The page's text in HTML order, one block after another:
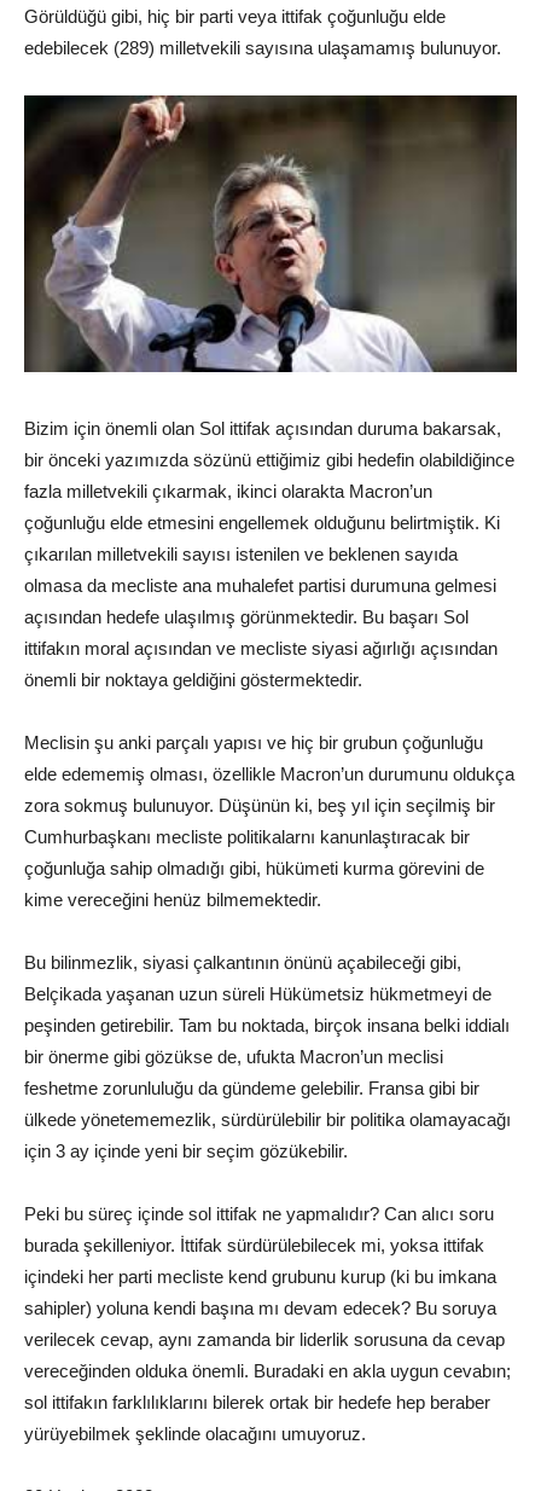
Görüldüğü gibi, hiç bir parti veya ittifak çoğunluğu elde
edebilecek (289) milletvekili sayısına ulaşamamış bulunuyor.
Bizim için önemli olan Sol ittifak açısından duruma bakarsak,
bir önceki yazımızda sözünü ettiğimiz gibi hedefin olabildiğince
fazla milletvekili çıkarmak, ikinci olarakta Macron’un
çoğunluğu elde etmesini engellemek olduğunu belirtmiştik. Ki
çıkarılan milletvekili sayısı istenilen ve beklenen sayıda
olmasa da mecliste ana muhalefet partisi durumuna gelmesi
açısından hedefe ulaşılmış görünmektedir. Bu başarı Sol
ittifakın moral açısından ve mecliste siyasi ağırlığı açısından
önemli bir noktaya geldiğini göstermektedir.
Meclisin şu anki parçalı yapısı ve hiç bir grubun çoğunluğu
elde edememiş olması, özellikle Macron’un durumunu oldukça
zora sokmuş bulunuyor. Düşünün ki, beş yıl için seçilmiş bir
Cumhurbaşkanı mecliste politikalarnı kanunlaştıracak bir
çoğunluğa sahip olmadığı gibi, hükümeti kurma görevini de
kime vereceğini henüz bilmemektedir.
Bu bilinmezlik, siyasi çalkantının önünü açabileceği gibi,
Belçikada yaşanan uzun süreli Hükümetsiz hükmetmeyi de
peşinden getirebilir. Tam bu noktada, birçok insana belki iddialı
bir önerme gibi gözükse de, ufukta Macron’un meclisi
feshetme zorunluluğu da gündeme gelebilir. Fransa gibi bir
ülkede yönetememezlik, sürdürülebilir bir politika olamayacağı
için 3 ay içinde yeni bir seçim gözükebilir.
Peki bu süreç içinde sol ittifak ne yapmalıdır? Can alıcı soru
burada şekilleniyor. İttifak sürdürülebilecek mi, yoksa ittifak
içindeki her parti mecliste kend grubunu kurup (ki bu imkana
sahipler) yoluna kendi başına mı devam edecek? Bu soruya
verilecek cevap, aynı zamanda bir liderlik sorusuna da cevap
vereceğinden olduka önemli. Buradaki en akla uygun cevabın;
sol ittifakın farklılıklarını bilerek ortak bir hedefe hep beraber
yürüyebilmek şeklinde olacağını umuyoruz.